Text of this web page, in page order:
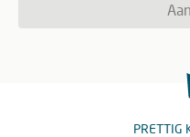
PRETTIG